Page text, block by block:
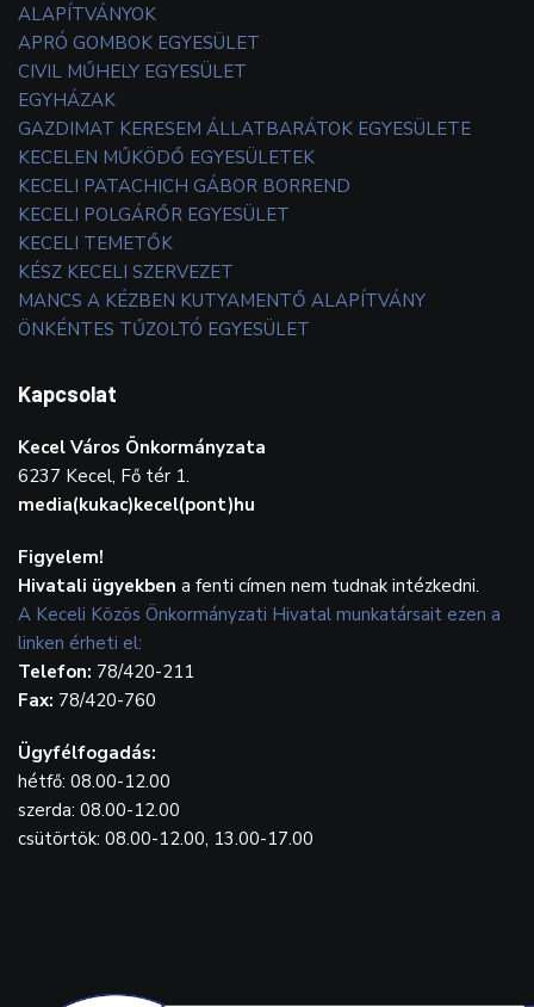
ALAPÍTVÁNYOK
APRÓ GOMBOK EGYESÜLET
CIVIL MŰHELY EGYESÜLET
EGYHÁZAK
GAZDIMAT KERESEM ÁLLATBARÁTOK EGYESÜLETE
KECELEN MŰKÖDŐ EGYESÜLETEK
KECELI PATACHICH GÁBOR BORREND
KECELI POLGÁRŐR EGYESÜLET
KECELI TEMETŐK
KÉSZ KECELI SZERVEZET
MANCS A KÉZBEN KUTYAMENTŐ ALAPÍTVÁNY
ÖNKÉNTES TŰZOLTÓ EGYESÜLET
Kapcsolat
Kecel Város Önkormányzata
6237 Kecel, Fő tér 1.
media(kukac)kecel(pont)hu
Figyelem!
Hivatali ügyekben a fenti címen nem tudnak intézkedni.
A Keceli Közös Önkormányzati Hivatal munkatársait ezen a
linken érheti el:
Telefon: 78/420-211
Fax: 78/420-760
Ügyfélfogadás:
hétfő: 08.00-12.00
szerda: 08.00-12.00
csütörtök: 08.00-12.00, 13.00-17.00